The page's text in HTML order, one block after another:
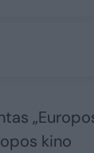
kino